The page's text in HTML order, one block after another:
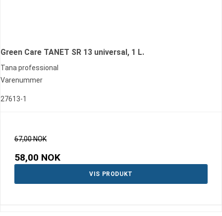
Green Care TANET SR 13 universal, 1 L.
Tana professional
Varenummer
27613-1
67,00 NOK
58,00 NOK
VIS PRODUKT